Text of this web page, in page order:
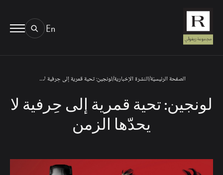
En
الصفحة الرئيسيّة/النشرة الإخبارية/ لونجين: تحية قمرية إلى حِرفية لا يحدّها الزمن
لونجين: تحية قمرية إلى حِرفية لا
يحدّها الزمن
BOOK AN EYE TEST